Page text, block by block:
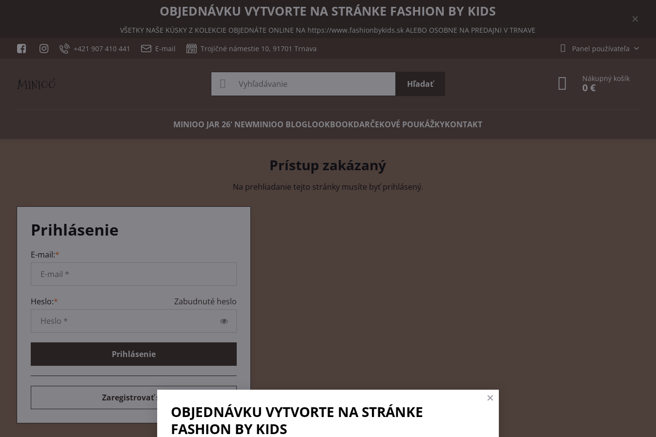
✕
OBJEDNÁVKU VYTVORTE NA STRÁNKE FASHION BY KIDS
VŠETKY NAŠE KÚSKY Z KOLEKCIE OBJEDNÁTE ONLINE NA https://www.fashionbykids.sk ALEBO OSOBNE NA PREDAJNI V TRNAVE
+421 907 410 441
E-mail Trojičné námestie 10, 91701 Trnava Panel používateľa
Hľadať
Nákupný košík
0 €
MINIOO JAR 26' NEWMINIOO BLOGLOOKBOOKDARČEKOVÉ POUKÁŽKYKONTAKT
Prístup zakázaný
Na prehliadanie tejto stránky musíte byť prihlásený.
Prihlásenie
E-mail:*
Zabudnuté heslo
Heslo:*
Prihlásenie
Zaregistrovať sa
OBJEDNÁVKU VYTVORTE NA STRÁNKE
FASHION BY KIDS